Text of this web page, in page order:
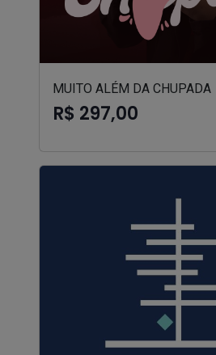
MUITO ALÉM DA CHUPADA
R$ 297,00